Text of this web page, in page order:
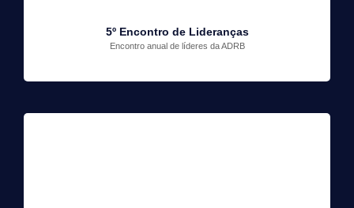
5º Encontro de Lideranças
Encontro anual de líderes da ADRB